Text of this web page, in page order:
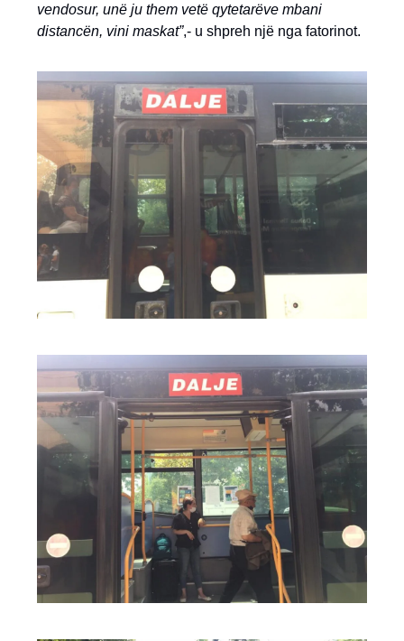
vendosur, unë ju them vetë qytetarëve mbani
distancën, vini maskat”,- u shpreh një nga fatorinot.